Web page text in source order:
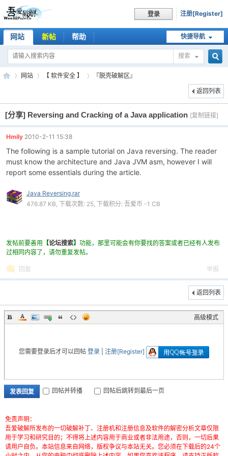
登录 注册[Register]
快捷导航
网站 新帖 帮助
搜索
索
吾
破
解
»
网站
›
【 软件安全 】
›
『脱壳破解区』
返回列表
[分享] Reversing and Cracking of a Java application [复制链接]
Hmily 2010-2-11 15:38
The following is a sample tutorial on Java reversing. The reader
must know the architecture and Java JVM asm, however I will
report some essentials during the article.
Java Reversing.rar
476.87 KB, 下载次数: 25, 下载积分: 吾爱币 -1 CB
发帖前要善用 【论坛搜索】 功能，那里可能会有你要找的答案或者已经有人发布
过相同内容了，请勿重复发帖。
回复 举报
返回列表
高级模式
您需要登录后才可以回帖 登录 注册[Register]
发表回复 回帖并转播 回帖后跳转到最后一页
免责声明：
吾爱破解所发布的一切破解补丁、注册机和注册信息及软件的解密分析文章仅限
用于学习和研究目的；不得将上述内容用于商业或者非法用途，否则，一切后果
请用户自负。本站信息来自网络，版权争议与本站无关。您必须在下载后的24个